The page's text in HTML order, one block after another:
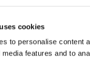
cookies
to personalise content
features and to